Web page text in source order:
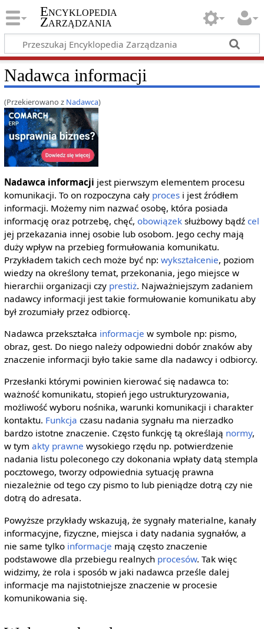
Encyklopedia
Zarządzania
Nadawca informacji
(Przekierowano z Nadawca)
Nadawca informacji jest pierwszym elementem procesu
komunikacji. To on rozpoczyna cały procesi jest źródłem
informacji. Możemy nim nazwać osobę, która posiada
informację oraz potrzebę, chęć, obowiązeksłużbowy bądź cel
jej przekazania innej osobie lub osobom. Jego cechy mają
duży wpływ na przebieg formułowania komunikatu.
Przykładem takich cech może być np: wykształcenie, poziom
wiedzy na określony temat, przekonania, jego miejsce w
hierarchii organizacji czy prestiż. Najważniejszym zadaniem
nadawcy informacji jest takie formułowanie komunikatu aby
był zrozumiały przez odbiorcę.
Nadawca przekształca informacje w symbole np: pismo,
obraz, gest. Do niego należy odpowiedni dobór znaków aby
znaczenie informacji było takie same dla nadawcy i odbiorcy.
Przesłanki którymi powinien kierować się nadawca to:
ważność komunikatu, stopień jego ustrukturyzowania,
możliwość wyboru nośnika, warunki komunikacji i charakter
kontaktu. Funkcja czasu nadania sygnału ma nierzadko
bardzo istotne znaczenie. Często funkcję tą określają normy,
w tym akty prawne wysokiego rzędu np. potwierdzenie
nadania listu poleconego czy dokonania wpłaty datą stempla
pocztowego, tworzy odpowiednia sytuację prawna
niezależnie od tego czy pismo to lub pieniądze dotrą czy nie
dotrą do adresata.
Powyższe przykłady wskazują, że sygnały materialne, kanały
informacyjne, fizyczne, miejsca i daty nadania sygnałów, a
nie same tylko informacje mają często znaczenie
podstawowe dla przebiegu realnych procesów. Tak więc
widzimy, że rola i sposób w jaki nadawca prześle dalej
informacje ma najistotniejsze znaczenie w procesie
komunikowania się.